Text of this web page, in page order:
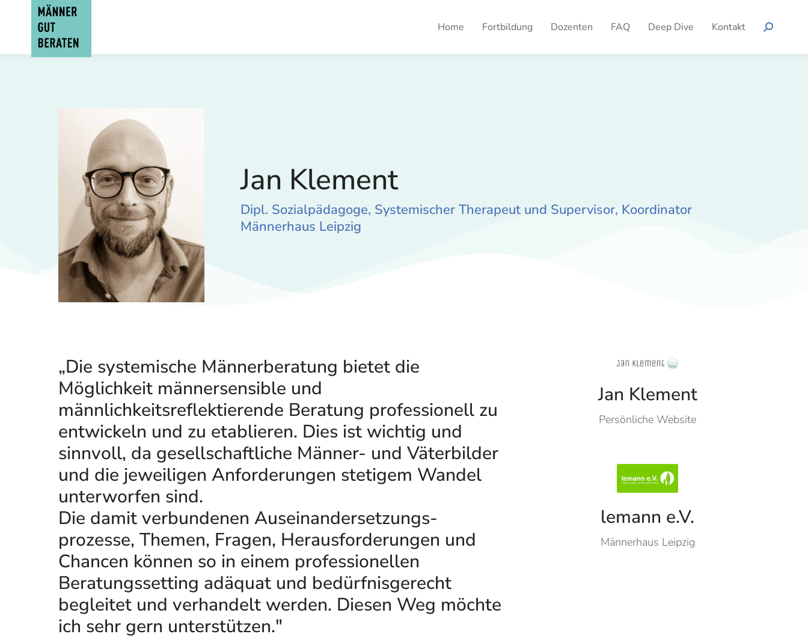
Home Fortbildung Dozenten FAQ Deep Dive Kontakt
Jan Klement
Dipl. Sozialpädagoge, Systemischer Therapeut und Supervisor, Koordinator
Männerhaus Leipzig
„Die systemische Männerberatung bietet die
Möglichkeit männersensible und
männlichkeitsreflektierende Beratung professionell zu
entwickeln und zu etablieren. Dies ist wichtig und
sinnvoll, da gesellschaftliche Männer- und Väterbilder
und die jeweiligen Anforderungen stetigem Wandel
unterworfen sind.
Die damit verbundenen Auseinandersetzungs-
prozesse, Themen, Fragen, Herausforderungen und
Chancen können so in einem professionellen
Beratungssetting adäquat und bedürfnisgerecht
begleitet und verhandelt werden. Diesen Weg möchte
ich sehr gern unterstützen."
Jan Klement
Persönliche Website
lemann e.V.
Männerhaus Leipzig